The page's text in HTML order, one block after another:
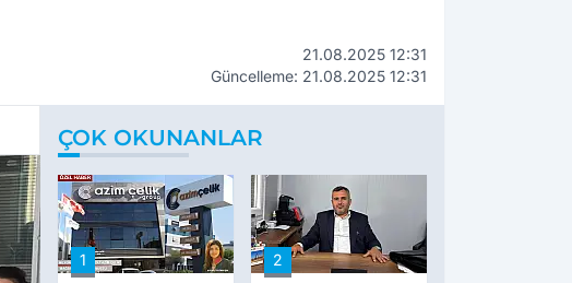
21.08.2025 12:31
Güncelleme: 21.08.2025 12:31
ÇOK OKUNANLAR
1 2